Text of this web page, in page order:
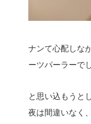
ナンて心配しな
ーツパーラーで
と思い込もうと
夜は間違いなく